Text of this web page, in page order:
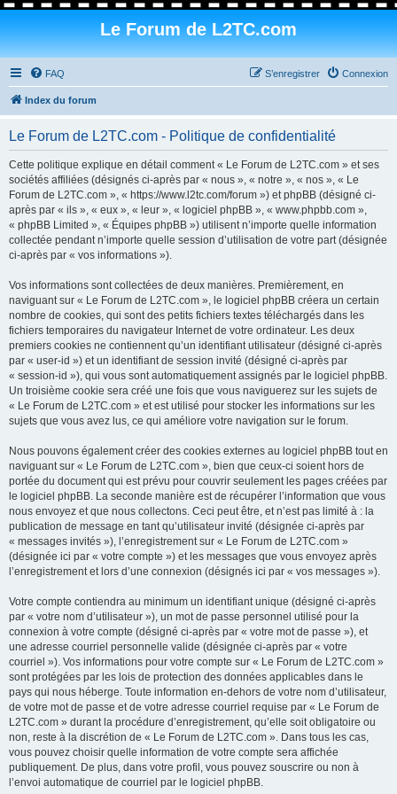
Le Forum de L2TC.com
FAQ Connexion
S’enregistrer
Index du forum
Le Forum de L2TC.com - Politique de confidentialité
Cette politique explique en détail comment « Le Forum de L2TC.com » et ses
sociétés affiliées (désignés ci-après par « nous », « notre », « nos », « Le
Forum de L2TC.com », « https://www.l2tc.com/forum ») et phpBB (désigné ci-
après par « ils », « eux », « leur », « logiciel phpBB », « www.phpbb.com »,
« phpBB Limited », « Équipes phpBB ») utilisent n’importe quelle information
collectée pendant n’importe quelle session d’utilisation de votre part (désignée
ci-après par « vos informations »).
Vos informations sont collectées de deux manières. Premièrement, en
naviguant sur « Le Forum de L2TC.com », le logiciel phpBB créera un certain
nombre de cookies, qui sont des petits fichiers textes téléchargés dans les
fichiers temporaires du navigateur Internet de votre ordinateur. Les deux
premiers cookies ne contiennent qu’un identifiant utilisateur (désigné ci-après
par « user-id ») et un identifiant de session invité (désigné ci-après par
« session-id »), qui vous sont automatiquement assignés par le logiciel phpBB.
Un troisième cookie sera créé une fois que vous naviguerez sur les sujets de
« Le Forum de L2TC.com » et est utilisé pour stocker les informations sur les
sujets que vous avez lus, ce qui améliore votre navigation sur le forum.
Nous pouvons également créer des cookies externes au logiciel phpBB tout en
naviguant sur « Le Forum de L2TC.com », bien que ceux-ci soient hors de
portée du document qui est prévu pour couvrir seulement les pages créées par
le logiciel phpBB. La seconde manière est de récupérer l’information que vous
nous envoyez et que nous collectons. Ceci peut être, et n’est pas limité à : la
publication de message en tant qu’utilisateur invité (désignée ci-après par
« messages invités »), l’enregistrement sur « Le Forum de L2TC.com »
(désignée ici par « votre compte ») et les messages que vous envoyez après
l’enregistrement et lors d’une connexion (désignés ici par « vos messages »).
Votre compte contiendra au minimum un identifiant unique (désigné ci-après
par « votre nom d’utilisateur »), un mot de passe personnel utilisé pour la
connexion à votre compte (désigné ci-après par « votre mot de passe »), et
une adresse courriel personnelle valide (désignée ci-après par « votre
courriel »). Vos informations pour votre compte sur « Le Forum de L2TC.com »
sont protégées par les lois de protection des données applicables dans le
pays qui nous héberge. Toute information en-dehors de votre nom d’utilisateur,
de votre mot de passe et de votre adresse courriel requise par « Le Forum de
L2TC.com » durant la procédure d’enregistrement, qu’elle soit obligatoire ou
non, reste à la discrétion de « Le Forum de L2TC.com ». Dans tous les cas,
vous pouvez choisir quelle information de votre compte sera affichée
publiquement. De plus, dans votre profil, vous pouvez souscrire ou non à
l’envoi automatique de courriel par le logiciel phpBB.